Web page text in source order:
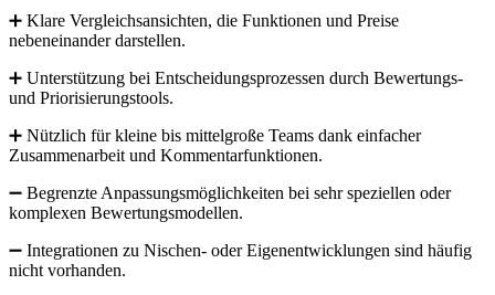
➕ Klare Vergleichsansichten, die Funktionen und Preise
nebeneinander darstellen.
➕ Unterstützung bei Entscheidungsprozessen durch Bewertungs-
und Priorisierungstools.
➕ Nützlich für kleine bis mittelgroße Teams dank einfacher
Zusammenarbeit und Kommentarfunktionen.
➖ Begrenzte Anpassungsmöglichkeiten bei sehr speziellen oder
komplexen Bewertungsmodellen.
➖ Integrationen zu Nischen- oder Eigenentwicklungen sind häufig
nicht vorhanden.